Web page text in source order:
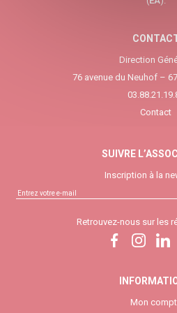
Direction
76 avenue du Neuhof –
Contact
SUIVRE
Inscription à la
Retrouvez-nous sur les
Mon